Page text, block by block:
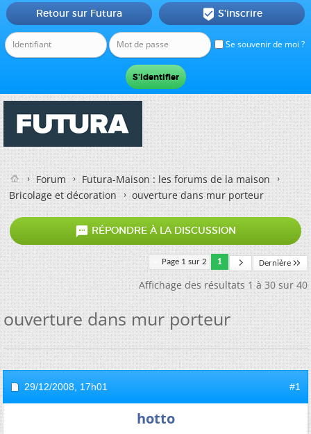
Se souvenir de moi ?
Retour sur Futura  S'inscrire
Forum
Futura-Maison : les forums de la maison
Bricolage et décoration
ouverture dans mur porteur
 RÉPONDRE À LA DISCUSSION
Page 1 sur 2 1 Dernière
Affichage des résultats 1 à 30 sur 40
ouverture dans mur porteur
29/12/2008, 17h01 #1
hotto